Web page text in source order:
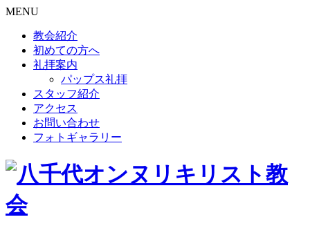
MENU
教会紹介
初めての方へ
礼拝案内
パップス礼拝
スタッフ紹介
アクセス
お問い合わせ
フォトギャラリー